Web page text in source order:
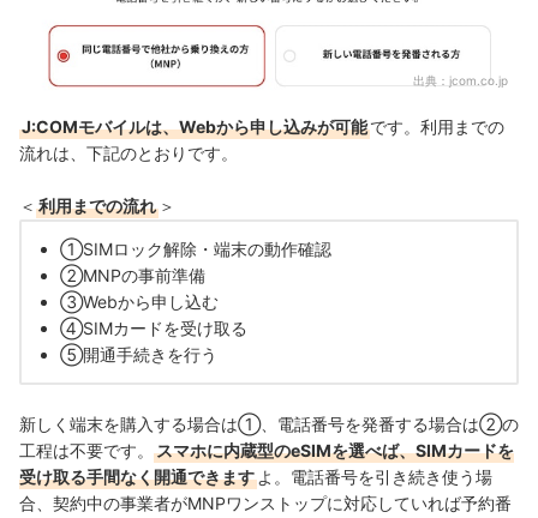
出典： jcom.co.jp
J:COMモバイルは、Webから申し込みが可能です。利用までの
流れは、下記のとおりです。
＜ 利用までの流れ ＞
①SIMロック解除・端末の動作確認
②MNPの事前準備
③Webから申し込む
④SIMカードを受け取る
⑤開通手続きを行う
新しく端末を購入する場合は①、電話番号を発番する場合は②の
工程は不要です。
スマホに内蔵型のeSIMを選べば、SIMカードを
受け取る手間なく開通できます よ。電話番号を引き続き使う場
合、契約中の事業者がMNPワンストップに対応していれば予約番